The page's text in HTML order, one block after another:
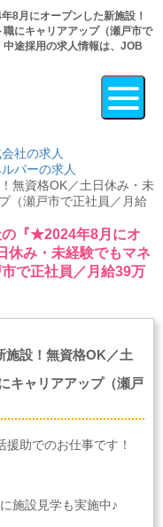
8月にオープンした新施設！
にキャリアアップ（瀬戸市で
途採用の求人情報は、JOB
社の求人
パーの求人
無資格OK／土日休み・未
（瀬戸市で正社員／月給
『★2024年8月にオ
休み・未経験でもマネ
で正社員／月給39万
設！無資格OK／土
キャリアアップ（瀬戸
助でのお仕事です！
施設見学も実施中♪